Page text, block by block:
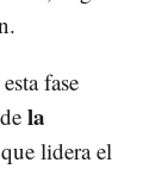
fase
la
lidera el